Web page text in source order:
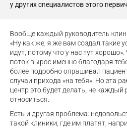
у других специалистов этого
Вообще каждый руководитель
«Ну как же, я же вам создал такие
идут, потому что у нас тут
поток вырос именно благодаря
более подробно опрашивал
случаи прихода «на тебя». Но эта
центр это будет делать, не каждый
относиться.
Есть и другая проблема:
такой клиники, где им платят,